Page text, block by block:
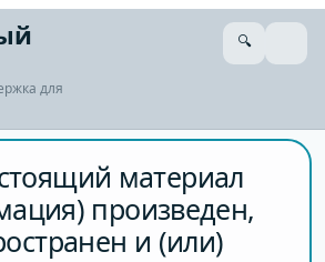
для
🔍
материал
произведен,
и (или)